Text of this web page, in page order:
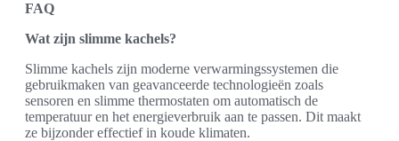
FAQ
Wat zijn slimme kachels?
Slimme kachels zijn moderne verwarmingssystemen die
gebruikmaken van geavanceerde technologieën zoals
sensoren en slimme thermostaten om automatisch de
temperatuur en het energieverbruik aan te passen. Dit maakt
ze bijzonder effectief in koude klimaten.